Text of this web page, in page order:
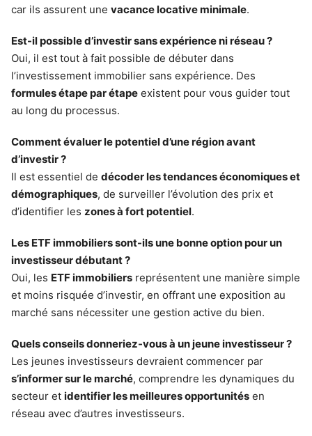
car ils assurent une vacance locative minimale.
Est-il possible d’investir sans expérience ni réseau ?
Oui, il est tout à fait possible de débuter dans
l’investissement immobilier sans expérience. Des
formules étape par étape existent pour vous guider tout
au long du processus.
Comment évaluer le potentiel d’une région avant
d’investir ?
Il est essentiel de décoder les tendances économiques et
démographiques, de surveiller l’évolution des prix et
d’identifier les zones à fort potentiel.
Les ETF immobiliers sont-ils une bonne option pour un
investisseur débutant ?
Oui, les ETF immobiliers représentent une manière simple
et moins risquée d’investir, en offrant une exposition au
marché sans nécessiter une gestion active du bien.
Quels conseils donneriez-vous à un jeune investisseur ?
Les jeunes investisseurs devraient commencer par
s’informer sur le marché, comprendre les dynamiques du
secteur et identifier les meilleures opportunités en
réseau avec d’autres investisseurs.